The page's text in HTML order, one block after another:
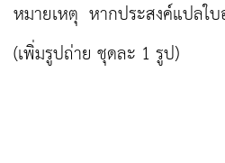
หมายเหตุ หากประสงค์แปลใ
(เพิ่มรูปถ่าย ชุดละ 1 รูป)